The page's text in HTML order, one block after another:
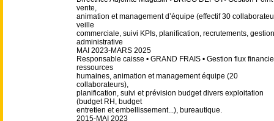
vente,
animation et management d’équipe (effectif 30
veille
commerciale, suivi KPIs, planification, recrutements, gestion
administrative
MAI 2023-MARS 2025
Responsable caisse • GRAND FRAIS • Gestion flux
ressources
humaines, animation et management équipe (20
collaborateurs),
planification, suivi et prévision budget divers exploitation
(budget RH, budget
entretien et embellissement...), bureautique.
2015-MAI 2023